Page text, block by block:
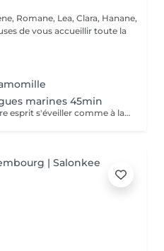
Romane, Lea, Clara, Hanane,
de vous accueillir toute la
marines 45min
Vous sentez votre corps et votre esprit s'éveiller comme à la suite d'un bain dans l'OCEAN. Vous vous sentez légère et revitalisée. Vos jambes retrouvent leur tonicité et leur confort.